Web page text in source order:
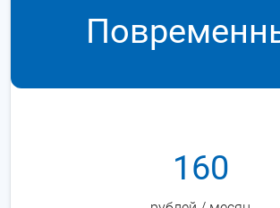
160